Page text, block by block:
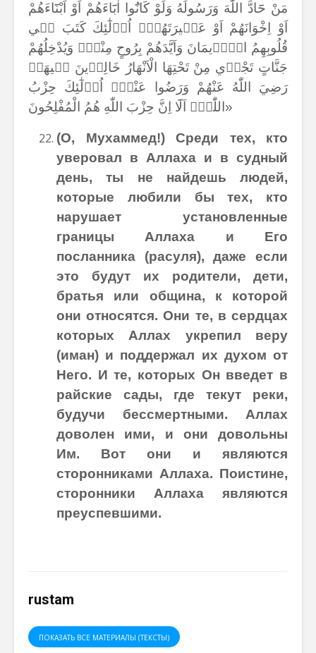
مَنْ حَٓادَّ اللّٰهَ وَرَسُولَهُ وَلَوْ كَانُٓوا اٰبَٓاءَهُمْ اَوْ اَبْنَٓاءَهُمْ
اَوْ اِخْوَانَهُمْ اَوْ عَش۪يرَتَهُمْۜ اُو۬لٰٓئِكَ كَتَبَ ف۪ي
قُلُوبِهِمُ الْا۪يمَانَ وَاَيَّدَهُمْ بِرُوحٍ مِنْهُۜ وَيُدْخِلُهُمْ
جَنَّاتٍ تَجْر۪ي مِنْ تَحْتِهَا الْاَنْهَارُ خَالِد۪ينَ ف۪يهَاۜ
رَضِيَ اللّٰهُ عَنْهُمْ وَرَضُوا عَنْهُۜ اُو۬لٰٓئِكَ حِزْبُ
اللّٰهِۜ اَلَٓا اِنَّ حِزْبَ اللّٰهِ هُمُ الْمُفْلِحُونَ»
(О, Мухаммед!) Среди тех, кто
уверовал в Аллаха и в судный
день, ты не найдешь людей,
которые любили бы тех, кто
нарушает установленные
границы Аллаха и Его
посланника (расуля), даже если
это будут их родители, дети,
братья или община, к которой
они относятся. Они те, в сердцах
которых Аллах укрепил веру
(иман) и поддержал их духом от
Него. И те, которых Он введет в
райские сады, где текут реки,
будучи бессмертными. Аллах
доволен ими, и они довольны
Им. Вот они и являются
сторонниками Аллаха. Поистине,
сторонники Аллаха являются
преуспевшими.
rustam
ПОКАЗАТЬ ВСЕ МАТЕРИАЛЫ (ТЕКСТЫ)